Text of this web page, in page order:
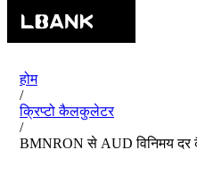
होम
/
क्रिप्टो कैलकुलेटर
/
BMNRON से AUD विनिमय